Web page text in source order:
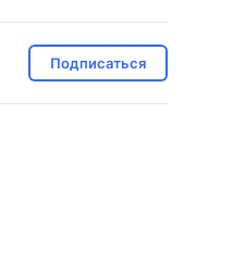
Подписаться